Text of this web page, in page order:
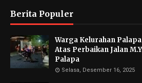
Berita Populer
Warga Kelurahan
Atas Perbaikan Jalan
Palapa
Selasa, Desember 16, 2025